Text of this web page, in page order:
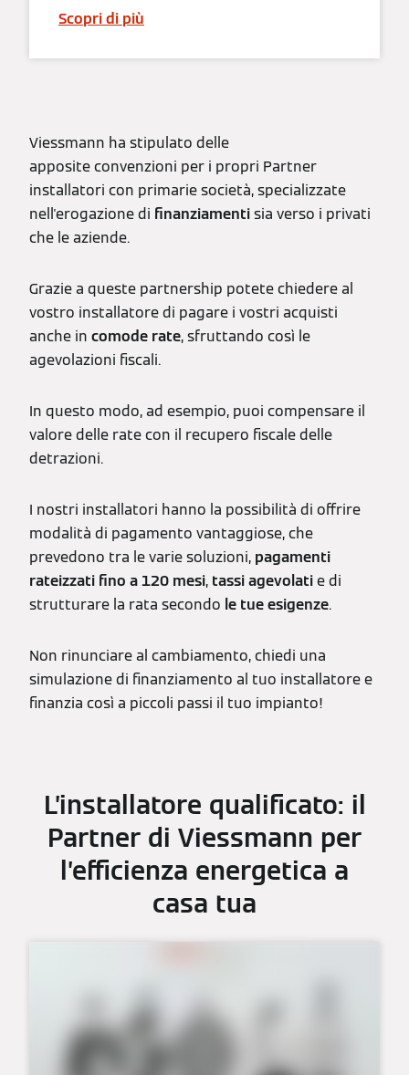
Scopri di più
Viessmann ha stipulato delle
apposite convenzioni per i propri Partner
installatori con primarie società, specializzate
nell'erogazione di finanziamentisia verso i privati
che le aziende.
Grazie a queste partnership potete chiedere al
vostro installatore di pagare i vostri acquisti
anche in comode rate, sfruttando così le
agevolazioni fiscali.
In questo modo, ad esempio, puoi compensare il
valore delle rate con il recupero fiscale delle
detrazioni.
I nostri installatori hanno la possibilità di offrire
modalità di pagamento vantaggiose, che
prevedono tra le varie soluzioni, pagamenti
rateizzati fino a 120 mesi, tassi agevolatie di
strutturare la rata secondo le tue esigenze.
Non rinunciare al cambiamento, chiedi una
simulazione di finanziamento al tuo installatore e
finanzia così a piccoli passi il tuo impianto!
L’installatore qualificato: il
Partner di Viessmann per
l’efficienza energetica a
casa tua